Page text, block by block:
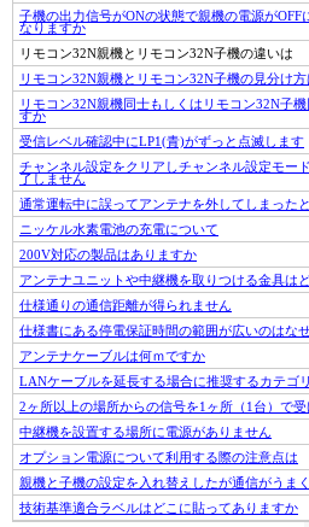
子機の出力信号がONの状態で親機の電源がOFF
なりますか
リモコン32N親機とリモコン32N子機の違いは
リモコン32N親機とリモコン32N子機の見分け方
リモコン32N親機同士もしくはリモコン32N子
すか
受信レベル確認中にLP1(青)がずっと点滅します
チャンネル設定をクリアしチャンネル設定モー
了しません
通常運転中に誤ってアンテナを外してしまった
ニッケル水素電池の充電について
200V対応の製品はありますか
アンテナユニットや中継機を取りつける金具は
仕様通りの通信距離が得られません
仕様書にある停電保証時間の範囲が広いのはな
アンテナケーブルは何ｍですか
LANケーブルを延長する場合に推奨するカテゴ
2ヶ所以上の場所からの信号を1ヶ所（1台）で
中継機を設置する場所に電源がありません
オプション電源について利用する際の注意点は
親機と子機の設定を入れ替えしたが通信がうま
技術基準適合ラベルはどこに貼ってありますか